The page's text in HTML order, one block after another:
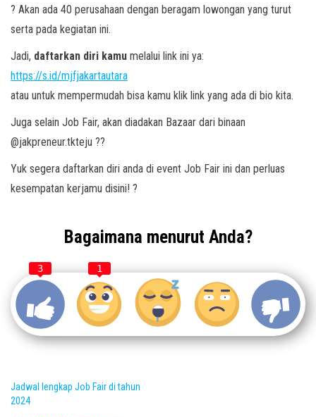
? Akan ada 40 perusahaan dengan beragam lowongan yang turut
serta pada kegiatan ini.
Jadi, daftarkan diri kamu melalui link ini ya:
https://s.id/mjfjakartautara
atau untuk mempermudah bisa kamu klik link yang ada di bio kita.
Juga selain Job Fair, akan diadakan Bazaar dari binaan
@jakpreneur.tkteju ??
Yuk segera daftarkan diri anda di event Job Fair ini dan perluas
kesempatan kerjamu disini! ?
Bagaimana menurut Anda?
3 1
Jadwal lengkap Job Fair di tahun
2024